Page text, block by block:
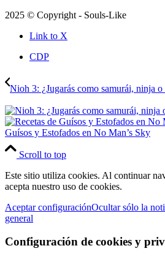
2025 © Copyright - Souls-Like
Link to X
CDP
Nioh 3: ¿Jugarás como samurái, ninja o
Guísos y Estofados en No Man’s Sky
Scroll to top
Este sitio utiliza cookies. Al continuar
acepta nuestro uso de cookies.
Aceptar configuraciónOcultar sólo la
general
Configuración de cookies y